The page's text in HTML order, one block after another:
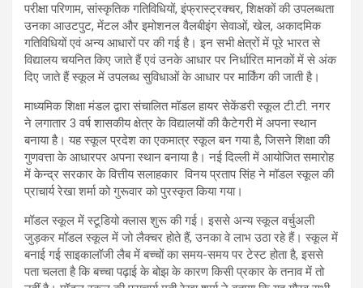
परीक्षा परिणाम, सांस्कृतिक गतिविधियों, इंफ्रास्ट्रक्चर, शिक्षकों की उपलब्धता
उनका आउटपुट, मेंटल और इमोशनल वैलबीइंग सेवाओं, खेल, अकादमिक
गतिविधियों एवं अन्य आधारों पर की गई है। इन सभी क्षेत्रों में पूरे भारत से
विद्यालय चयनित किए जाते हैं एवं उनके आधार पर निर्धारित मानकों में से अंक
दिए जाते हैं स्कूल में उपलब्ध सुविधाओं के आधार पर मार्किंग की जाती है।
माध्यमिक शिक्षा मंडल द्वारा संचालित मॉडल हायर सेकेंडरी स्कूल टी.टी. नगर
ने लगातार 3 वर्ष शासकीय क्षेत्र के विद्यालयों की कैटेगरी में अपना स्थान
बनाया है। यह स्कूल प्रदेश का एकमात्र स्कूल बन गया है, जिसने शिक्षा की
गुणवत्ता के आधारपर अपना स्थान बनाया है। नई दिल्ली में आयोजित समारोह
में केन्द्र सरकार के वित्तीय सलाहकार विनय प्रताप सिंह ने मॉडल स्कूल की
प्राचार्य रेखा शर्मा को गुरूवार को पुरस्कृत किया गया।
मॉडल स्कूल में स्टूडियो क्लास शुरू की गई। इससे अन्य स्कूल वर्चुअली
जुड़कर मॉडल स्कूल में जो लैक्चर होते हैं, उनका वे लाभ उठा रहे हैं। स्कूल में
बनाई गई साइकालॉजी लैब में बच्चों का समय-समय पर टेस्ट होता है, इससे
पता चलता है कि बच्चा पढ़ाई के बोझ के कारण किसी प्रकार के तनाव में तो